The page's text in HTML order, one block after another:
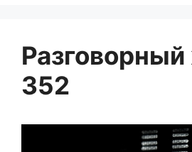
352